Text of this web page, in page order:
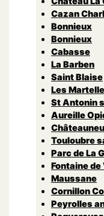
Cazan
Bonnieux
Bonnieux
Cabasse
La Barben
Saint Blaise
Les
St Antonin
Aureille
Touloubre
Parc de La
Fontaine
Maussane
Cornillon
Peyrolles